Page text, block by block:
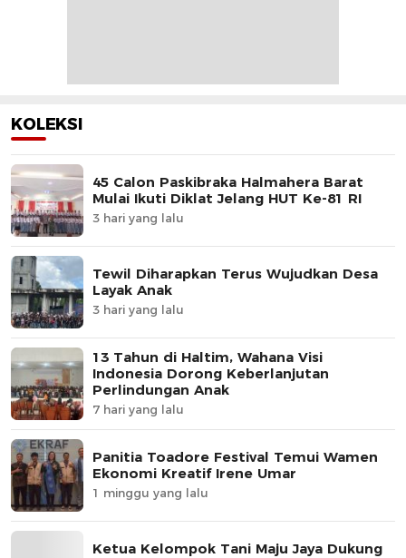
KOLEKSI
45 Calon Paskibraka Halmahera Barat
Mulai Ikuti Diklat Jelang HUT Ke-81 RI
3 hari yang lalu
Tewil Diharapkan Terus Wujudkan Desa
Layak Anak
3 hari yang lalu
13 Tahun di Haltim, Wahana Visi
Indonesia Dorong Keberlanjutan
Perlindungan Anak
7 hari yang lalu
Panitia Toadore Festival Temui Wamen
Ekonomi Kreatif Irene Umar
1 minggu yang lalu
Ketua Kelompok Tani Maju Jaya Dukung